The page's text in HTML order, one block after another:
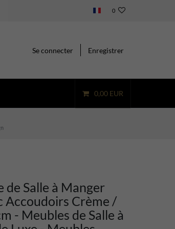
0
Se connecter Enregistrer
0,00 EUR
de Salle à Manger
Accoudoirs Crème /
- Meubles de Salle à